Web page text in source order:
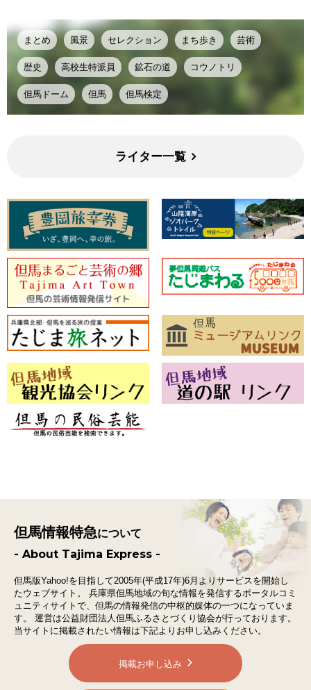
まとめ 風景 セレクション まち歩き 芸術
歴史 高校生特派員 鉱石の道 コウノトリ
但馬ドーム 但馬 但馬検定
ライター一覧
但馬情報特急について
- About Tajima Express -
但馬版Yahoo!を目指して2005年(平成17年)6月よりサービスを開始し
たウェブサイト。
兵庫県但馬地域の旬な情報を発信するポータルコミ
ュニティサイトで、 但馬の情報発信の中枢的媒体の一つになっていま
す。
運営は公益財団法人但馬ふるさとづくり協会が行っております。
当サイトに掲載されたい情報は下記よりお申し込みください。
掲載お申し込み